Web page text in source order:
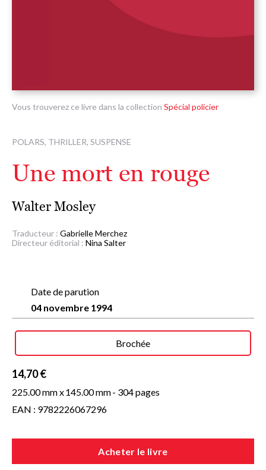
Vous trouverez ce livre dans la collection Spécial policier
POLARS, THRILLER, SUSPENSE
Une mort en rouge
Walter Mosley
Traducteur : Gabrielle Merchez
Directeur éditorial : Nina Salter
Date de parution
04 novembre 1994
Brochée
14,70 €
225.00 mm x145.00 mm- 304 pages
EAN : 9782226067296
Acheter le livre